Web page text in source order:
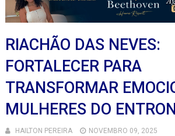
RIACHÃO DAS NEVES:
FORTALECER PARA
TRANSFORMAR
MULHERES DO
HAILTON PEREIRA NOVEMBRO 09, 2025